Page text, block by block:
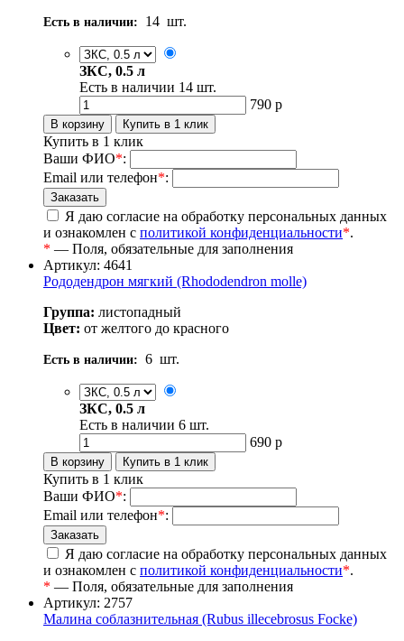
Есть в наличии: 14 шт.
ЗКС, 0.5 л
Есть в наличии 14 шт.
790 р
Купить в 1 клик
Ваши ФИО*:
Email или телефон*:
Я даю согласие на обработку персональных данных
и ознакомлен с политикой конфиденциальности*.
* — Поля, обязательные для заполнения
Артикул: 4641
Рододендрон мягкий (Rhododendron molle)
Группа: листопадный
Цвет: от желтого до красного
Есть в наличии: 6 шт.
ЗКС, 0.5 л
Есть в наличии 6 шт.
690 р
Купить в 1 клик
Ваши ФИО*:
Email или телефон*:
Я даю согласие на обработку персональных данных
и ознакомлен с политикой конфиденциальности*.
* — Поля, обязательные для заполнения
Артикул: 2757
Малина соблазнительная (Rubus illecebrosus Focke)